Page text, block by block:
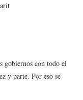
gobiernos con todo el
y parte. Por eso se